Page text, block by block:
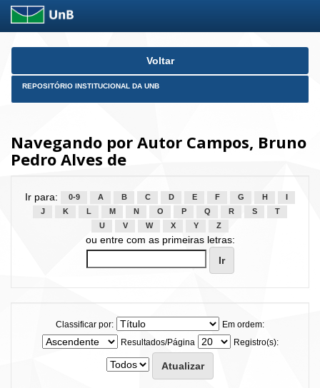
Skip
Voltar
REPOSITÓRIO INSTITUCIONAL DA UNB
Navegando por Autor Campos, Bruno
Pedro Alves de
Ir para: 0-9 A B C D E F G H
J
K L M N O P Q R S
T
U
V W X Y Z
ou entre com as primeiras letras:
Classificar por:
Em ordem:
Resultados/Página
Registro(s):